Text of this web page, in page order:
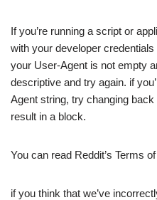
If you’re running a script or
with your developer
your User-Agent is not empty
descriptive and try again. if
Agent string, try changing
result in a block.
You can read Reddit’s Terms
if you think that we’ve